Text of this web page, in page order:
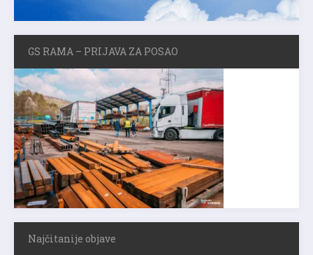
GS RAMA – PRIJAVA ZA POSAO
Najčitanije objave